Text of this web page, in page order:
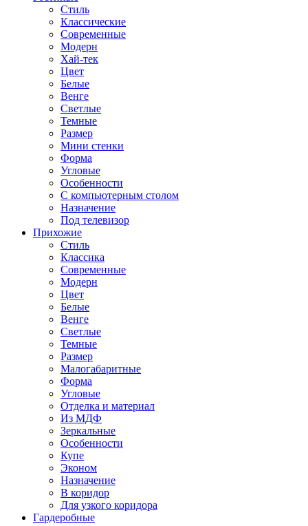
Стиль
Классические
Современные
Модерн
Хай-тек
Цвет
Белые
Венге
Светлые
Темные
Размер
Мини стенки
Форма
Угловые
Особенности
С компьютерным столом
Назначение
Под телевизор
Прихожие
Стиль
Классика
Современные
Модерн
Цвет
Белые
Венге
Светлые
Темные
Размер
Малогабаритные
Форма
Угловые
Отделка и материал
Из МДФ
Зеркальные
Особенности
Купе
Эконом
Назначение
В коридор
Для узкого коридора
Гардеробные